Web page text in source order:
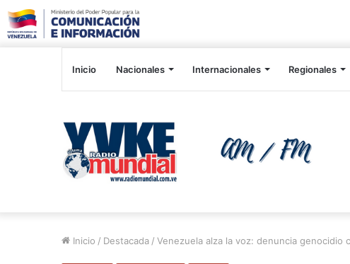
Inicio Nacionales Internacionales Regionales
Inicio / Destacada / Venezuela alza la voz: denuncia genocidio